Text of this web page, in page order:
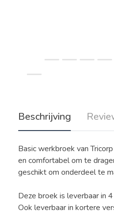
Beschrijving
Basic werkbroek van
en comfortabel om te
geschikt om onderdeel te
Deze broek is leverbaar in
Ook leverbaar in kortere